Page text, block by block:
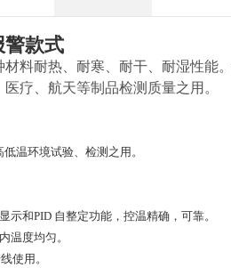
警款式
料耐热、耐寒、耐干、耐湿性能
疗、航天等制品检测质量之用。
温环境试验、检测之用。
和PID 自整定功能，控温精确，可靠。
温度均匀。
使用。